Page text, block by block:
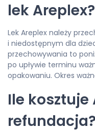
lek Areplex?
Lek Areplex należy
i niedostępnym dla
przechowywania to
po upływie terminu
opakowaniu. Okres
Ile kosztuje
refundacja?